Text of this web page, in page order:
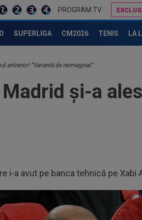
PROGRAM TV
SUPERLIGA CM2026 TENIS LA
antrenor! ”Variantă de neimaginat”
și-a
i-a avut pe banca tehnică pe Xabi